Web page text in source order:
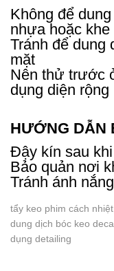
Không để
nhựa hoặc khe
Tránh để dung
mặt
Nên thử trước
dụng diện rộng
HƯỚNG DẪN
Đậy kín sau
Bảo quản nơi
Tránh ánh
tẩy keo phim cách
dung dịch bóc keo
dụng detailing